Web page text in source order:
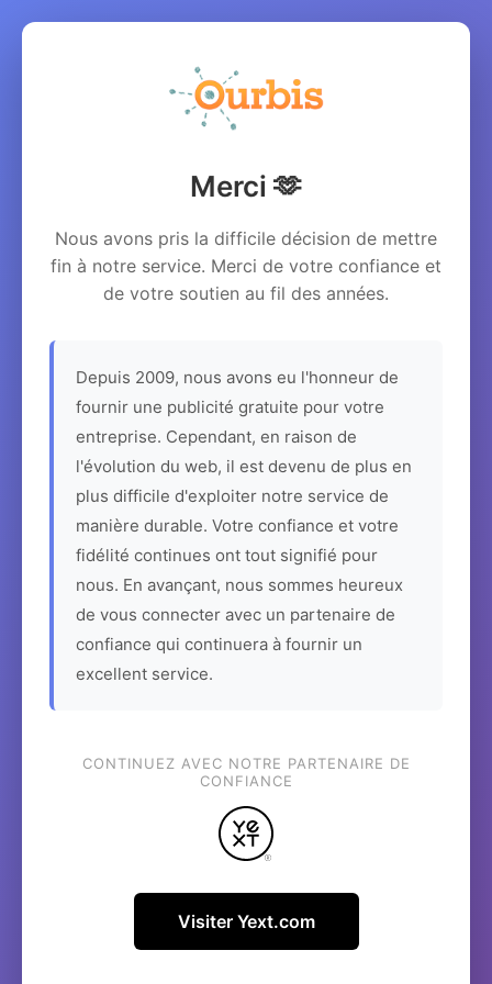
Merci 🫶
Nous avons pris la difficile décision de mettre
fin à notre service. Merci de votre confiance et
de votre soutien au fil des années.
Depuis 2009, nous avons eu l'honneur de
fournir une publicité gratuite pour votre
entreprise. Cependant, en raison de
l'évolution du web, il est devenu de plus en
plus difficile d'exploiter notre service de
manière durable. Votre confiance et votre
fidélité continues ont tout signifié pour
nous. En avançant, nous sommes heureux
de vous connecter avec un partenaire de
confiance qui continuera à fournir un
excellent service.
CONTINUEZ AVEC NOTRE PARTENAIRE DE
CONFIANCE
Visiter Yext.com